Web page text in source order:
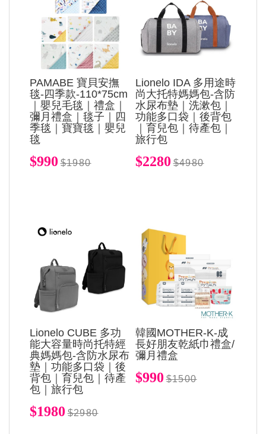
PAMABE 寶貝安撫
毯-四季款-110*75cm
｜嬰兒毛毯｜禮盒｜
彌月禮盒｜毯子｜四
季毯｜寶寶毯｜嬰兒
毯
$990 $1980
Lionelo IDA 多用途時
尚大托特媽媽包-含防
水尿布墊｜洗漱包｜
功能多口袋｜後背包
｜育兒包｜待產包｜
旅行包
$2280 $4980
Lionelo CUBE 多功
能大容量時尚托特經
典媽媽包-含防水尿布
墊｜功能多口袋｜後
背包｜育兒包｜待產
包｜旅行包
$1980 $2980
韓國MOTHER-K-成
長好朋友乾紙巾禮盒/
彌月禮盒
$990 $1500